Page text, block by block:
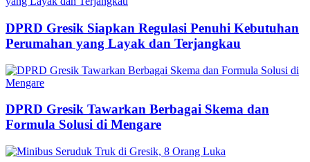
DPRD Gresik Siapkan Regulasi Penuhi Kebutuhan
Perumahan yang Layak dan Terjangkau
DPRD Gresik Tawarkan Berbagai Skema dan
Formula Solusi di Mengare